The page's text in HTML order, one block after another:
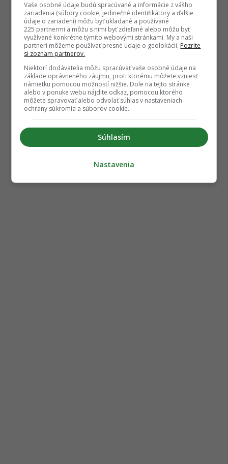
Vaše osobné údaje budú spracúvané a informácie z vášho
zariadenia (súbory cookie, jedinečné identifikátory a ďalšie
údaje o zariadení) môžu byť ukladané a používané
225 partnermi a môžu s nimi byť zdieľané alebo môžu byť
využívané konkrétne týmito webovými stránkami. My a naši
partneri môžeme používať presné údaje o geolokácii. Pozrite
si zoznam partnerov.
Niektorí dodávatelia môžu spracúvať vaše osobné údaje na
základe oprávneného záujmu, proti ktorému môžete vzniesť
námietku pomocou možností nižšie. Dole na tejto stránke
alebo v ponuke webu nájdite odkaz, pomocou ktorého
môžete spravovať alebo odvolať súhlas v nastaveniach
ochrany súkromia a súborov cookie.
Súhlasím
Nastavenia